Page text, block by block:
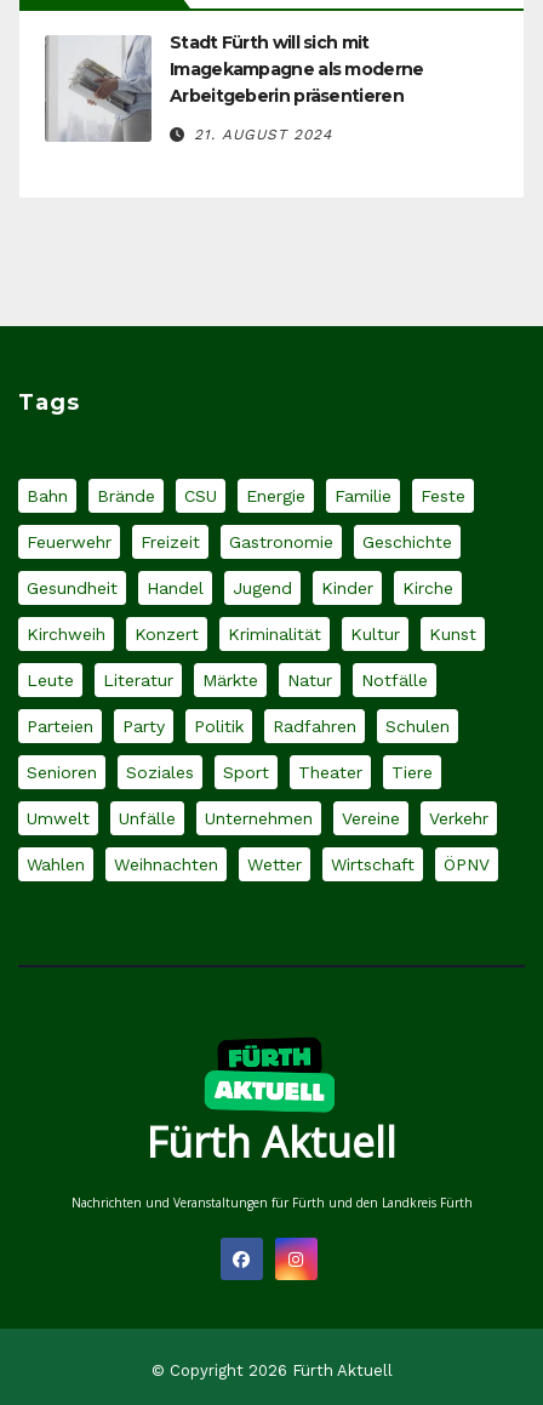
Stadt Fürth will sich mit
Imagekampagne als moderne
Arbeitgeberin präsentieren
21. AUGUST 2024
Tags
Bahn Brände CSU Energie Familie Feste
Feuerwehr Freizeit Gastronomie Geschichte
Gesundheit Handel Jugend Kinder Kirche
Kirchweih Konzert Kriminalität Kultur Kunst
Leute Literatur Märkte Natur Notfälle
Parteien Party Politik Radfahren Schulen
Senioren Soziales Sport Theater Tiere
Umwelt Unfälle Unternehmen Vereine Verkehr
Wahlen Weihnachten Wetter Wirtschaft ÖPNV
Fürth Aktuell
Nachrichten und Veranstaltungen für Fürth und den Landkreis Fürth
© Copyright 2026 Fürth Aktuell